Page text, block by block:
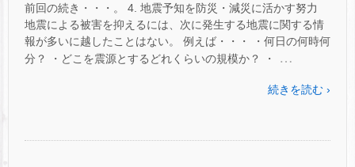
前回の続き・・・。 4. 地震予知を防災・減災に活かす努力
地震による被害を抑えるには、次に発生する地震に関する情
報が多いに越したことはない。 例えば・・・ ・何日の何時何
分？ ・どこを震源とするどれくらいの規模か？ ・
…
続きを読む ›